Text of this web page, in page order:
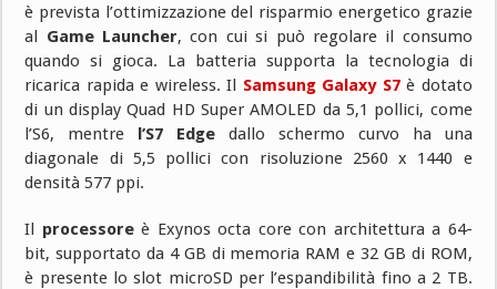
è prevista l’ottimizzazione del risparmio energetico grazie
al Game Launcher, con cui si può regolare il consumo
quando si gioca. La batteria supporta la tecnologia di
ricarica rapida e wireless. Il Samsung Galaxy S7è dotato
di un display Quad HD Super AMOLED da 5,1 pollici, come
l’S6, mentre l’S7 Edge dallo schermo curvo ha una
diagonale di 5,5 pollici con risoluzione 2560 x 1440 e
densità 577 ppi.
Il processoreè Exynos octa core con architettura a 64-
bit, supportato da 4 GB di memoria RAM e 32 GB di ROM,
è presente lo slot microSD per l’espandibilità fino a 2 TB.